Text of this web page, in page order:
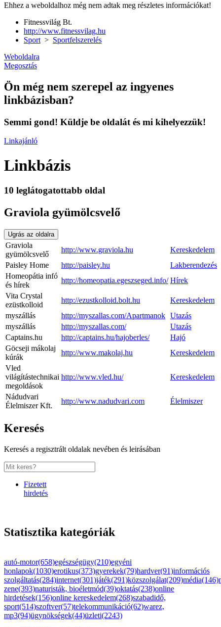
Ehhez a weboldalhoz még nem adtak meg részletes információkat!
Fitnessvilág Bt.
http://www.fitnessvilag.hu
Sport > Sportfelszerelés
Weboldalra
Megosztás
Ön még nem szerepel az ingyenes
linkbázisban?
Semmi gond! Küldje be oldalát és mi kihelyezzük!
Linkajánló
Linkbázis
10 leglátogatottabb oldal
Graviola gyümölcsvelő
Ugrás az oldalra
Graviola
gyümölcsvelő
http://www.graviola.hu
Kereskedelem
Paisley Home
http://paisley.hu
Lakberendezés
Homeopátia infó
és hírek
http://homeopatia.egeszseged.info/ Hírek
Vita Crystal
ezüstkolloid
http://ezustkolloid.bolt.hu
Kereskedelem
myszállás
http://myszallas.com/Apartmanok Utazás
myszállás
http://myszallas.com/
Utazás
Captains.hu
http://captains.hu/hajoberles/
Hajó
Göcseji mákolaj
kúrák
http://www.makolaj.hu
Kereskedelem
Vled
világítástechnikai
megoldások
http://www.vled.hu/ Kereskedelem
Nádudvari
Élelmiszer Kft.
http://www.nadudvari.com Élelmiszer
Keresés
Keresés a regisztrált oldalak nevében és leirásában
Fizetett
hirdetés
Statisztika kategóriák
autó-motor(658)egészségügy(210)egyéni
honlapok(1030)erotikus(373)gyerekek(79)hardver(91)információs
szolgáltatás(284)internet(301)játék(291)közszolgálat(209)média(146)
zene(393)naturisták, bioéletmód(39)oktatás(238)online
hirdetések(156)online kereskedelem(268)szabadidő,
sport(514)szoftver(57)telekommunikáció(62)warez,
mp3(94)ügynökségek(44)üzleti(2243)